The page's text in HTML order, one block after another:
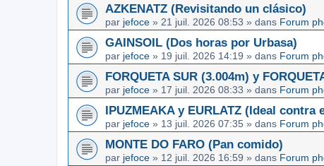
AZKENATZ (Revisitando un clásico)
par jefoce » 21 juil. 2026 08:53 » dans Forum
GAINSOIL (Dos horas por Urbasa)
par jefoce » 19 juil. 2026 14:19 » dans Forum
FORQUETA SUR (3.004m) y
par jefoce » 17 juil. 2026 08:33 » dans Forum
IPUZMEAKA y EURLATZ (Ideal contra
par jefoce » 13 juil. 2026 07:35 » dans Forum
MONTE DO FARO (Pan comido)
par jefoce » 12 juil. 2026 16:59 » dans Forum